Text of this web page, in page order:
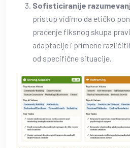
Sofisticiranije
pristup vidimo da etičko
praćenje fiksnog skupa
adaptacije i primene
od specifične situacije.